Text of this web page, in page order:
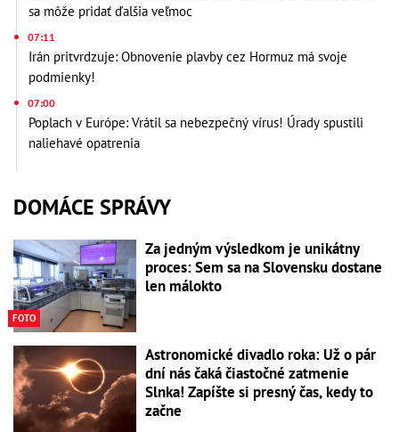
sa môže pridať ďalšia veľmoc
07:11
Irán pritvrdzuje: Obnovenie plavby cez Hormuz má svoje
podmienky!
07:00
Poplach v Európe: Vrátil sa nebezpečný vírus! Úrady spustili
naliehavé opatrenia
DOMÁCE SPRÁVY
FOTO
Za jedným výsledkom je unikátny
proces: Sem sa na Slovensku dostane
len málokto
Astronomické divadlo roka: Už o pár
dní nás čaká čiastočné zatmenie
Slnka! Zapíšte si presný čas, kedy to
začne